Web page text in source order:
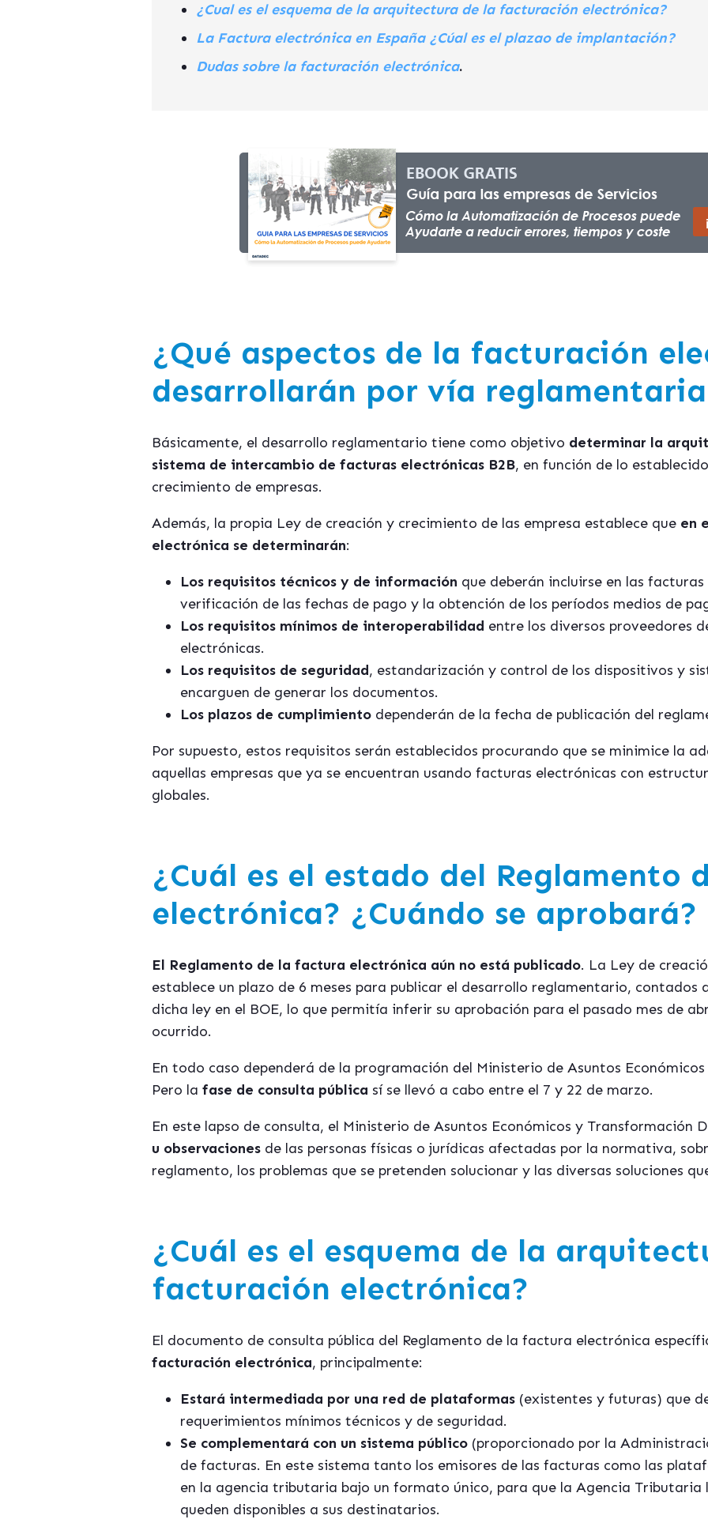
¿Cual es el esquema de la arquitectura de la facturación electrónica?
La Factura electrónica en España ¿Cúal es el plazao de implantación?
Dudas sobre la facturación electrónica.
¿Qué aspectos de la facturación
desarrollarán por vía
Básicamente, el desarrollo reglamentario tiene como objetivo determinar la
sistema de intercambio de facturas electrónicas B2B, en función de lo
crecimiento de empresas.
Además, la propia Ley de creación y crecimiento de las empresa establece que en
electrónica se determinarán:
Los requisitos técnicos y de información que deberán incluirse en las
verificación de las fechas de pago y la obtención de los períodos medios de
Los requisitos mínimos de interoperabilidad entre los diversos proveedores
electrónicas.
Los requisitos de seguridad, estandarización y control de los dispositivos y
encarguen de generar los documentos.
Los plazos de cumplimiento dependerán de la fecha de publicación del
Por supuesto, estos requisitos serán establecidos procurando que se minimice la
aquellas empresas que ya se encuentran usando facturas electrónicas con
globales.
¿Cuál es el estado del Reglamento
electrónica? ¿Cuándo se aprobará?
El Reglamento de la factura electrónica aún no está publicado. La Ley de
establece un plazo de 6 meses para publicar el desarrollo reglamentario, contados
dicha ley en el BOE, lo que permitía inferir su aprobación para el pasado mes de
ocurrido.
En todo caso dependerá de la programación del Ministerio de Asuntos
Pero la fase de consulta pública sí se llevó a cabo entre el 7 y 22 de marzo.
En este lapso de consulta, el Ministerio de Asuntos Económicos y Transformación
u observaciones de las personas físicas o jurídicas afectadas por la normativa,
reglamento, los problemas que se pretenden solucionar y las diversas soluciones
¿Cuál es el esquema de la
facturación electrónica?
El documento de consulta pública del Reglamento de la factura electrónica
facturación electrónica, principalmente:
Estará intermediada por una red de plataformas (existentes y futuras) que
requerimientos mínimos técnicos y de seguridad.
Se complementará con un sistema público (proporcionado por la
de facturas. En este sistema tanto los emisores de las facturas como las
en la agencia tributaria bajo un formato único, para que la Agencia
queden disponibles a sus destinatarios.